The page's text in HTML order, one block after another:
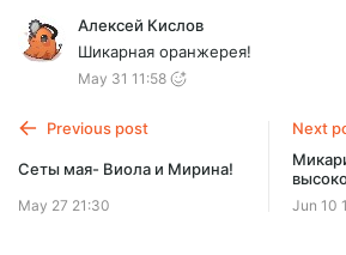
Алексей Кислов
Шикарная оранжерея!
May 31 11:58
Previous post
Сеты мая- Виола и Мирина!
May 27 21:30
Next
Jun 10